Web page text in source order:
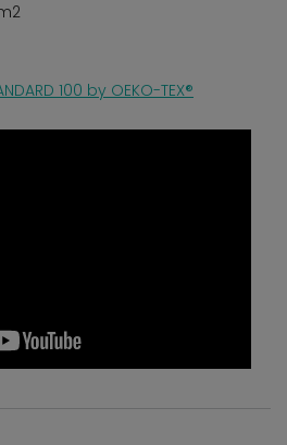
100 by OEKO-TEX®